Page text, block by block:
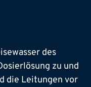
des
zu und
die Leitungen vor